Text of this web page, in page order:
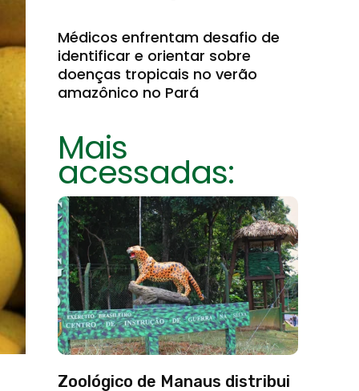
Médicos enfrentam desafio de
identificar e orientar sobre
doenças tropicais no verão
amazônico no Pará
Mais
acessadas:
Zoológico de Manaus distribui